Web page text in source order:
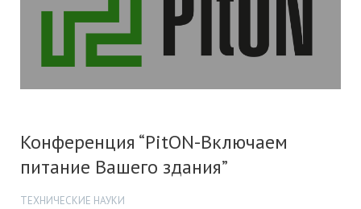
Конференция “PitON-Включаем
питание Вашего здания”
ТЕХНИЧЕСКИЕ НАУКИ